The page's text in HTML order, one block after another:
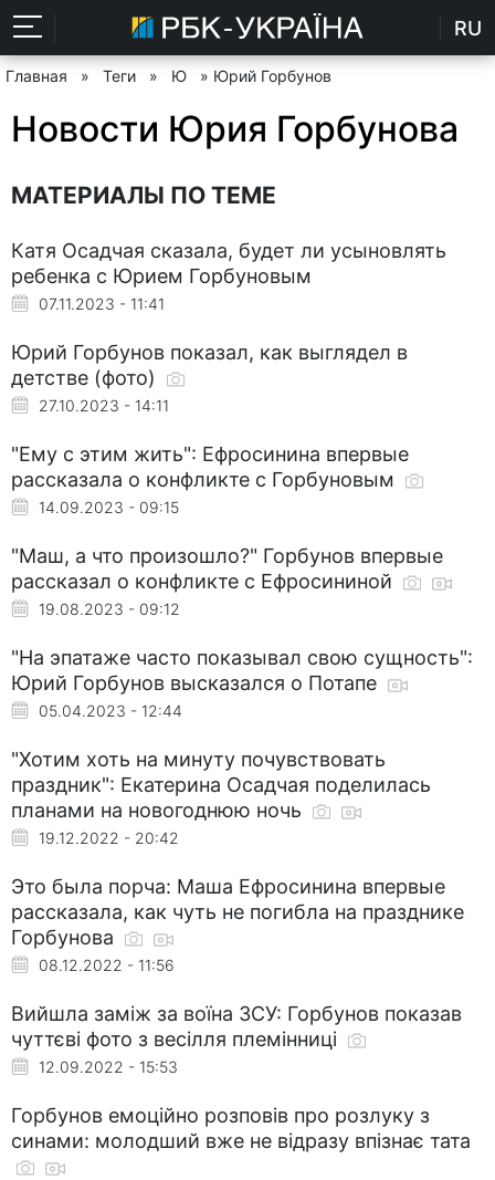
RU
Главная » Теги » Ю » Юрий Горбунов
Новости Юрия Горбунова
МАТЕРИАЛЫ ПО ТЕМЕ
Катя Осадчая сказала, будет ли усыновлять
ребенка с Юрием Горбуновым
07.11.2023 - 11:41
Юрий Горбунов показал, как выглядел в
детстве (фото)
27.10.2023 - 14:11
"Ему с этим жить": Ефросинина впервые
рассказала о конфликте с Горбуновым
14.09.2023 - 09:15
"Маш, а что произошло?" Горбунов впервые
рассказал о конфликте с Ефросининой
19.08.2023 - 09:12
"На эпатаже часто показывал свою сущность":
Юрий Горбунов высказался о Потапе
05.04.2023 - 12:44
"Хотим хоть на минуту почувствовать
праздник": Екатерина Осадчая поделилась
планами на новогоднюю ночь
19.12.2022 - 20:42
Это была порча: Маша Ефросинина впервые
рассказала, как чуть не погибла на празднике
Горбунова
08.12.2022 - 11:56
Вийшла заміж за воїна ЗСУ: Горбунов показав
чуттєві фото з весілля племінниці
12.09.2022 - 15:53
Горбунов емоційно розповів про розлуку з
синами: молодший вже не відразу впізнає тата